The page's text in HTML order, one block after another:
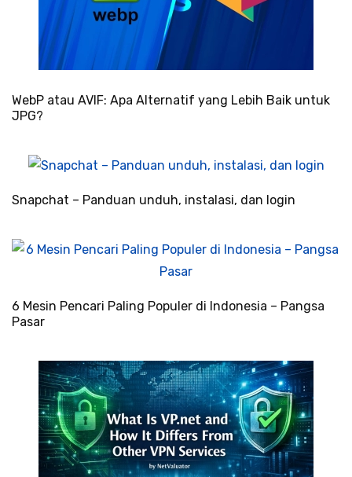
WebP atau AVIF: Apa Alternatif yang Lebih Baik untuk
JPG?
Snapchat – Panduan unduh, instalasi, dan login
6 Mesin Pencari Paling Populer di Indonesia – Pangsa
Pasar